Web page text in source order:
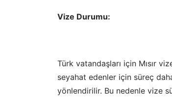
Vize Durumu:
Türk vatandaşları için Mısır
seyahat edenler için süreç
yönlendirilir. Bu nedenle vize